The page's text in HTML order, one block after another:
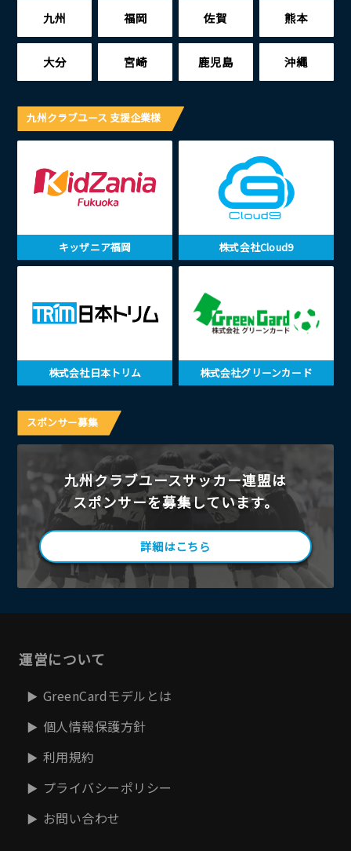
九州 福岡 佐賀 熊本
大分 宮崎 鹿児島 沖縄
九州クラブユース 支援企業様
キッザニア福岡 株式会社Cloud9
株式会社日本トリム 株式会社グリーンカード
スポンサー募集
九州クラブユースサッカー連盟は
スポンサーを募集しています。
詳細はこちら
運営について
GreenCardモデルとは
個人情報保護方針
利用規約
プライバシーポリシー
お問い合わせ